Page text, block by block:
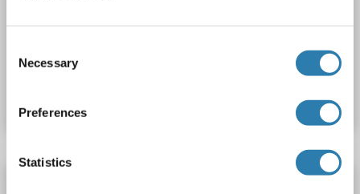
Selection
Necessary
Preferences
Statistics
N° du produit ABIN5005581